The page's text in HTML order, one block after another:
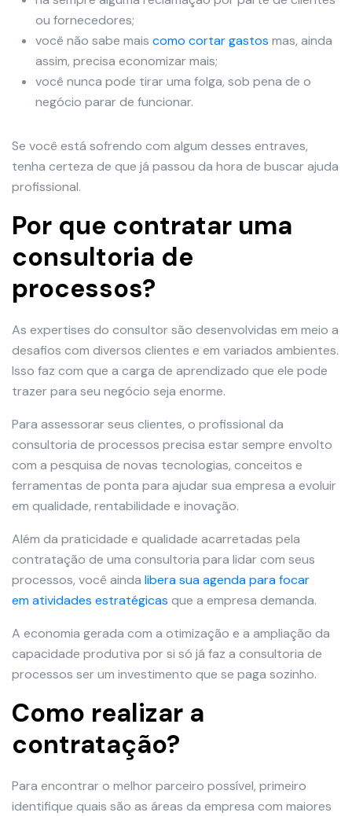
ou fornecedores;
você não sabe mais como cortar gastos mas, ainda
assim, precisa economizar mais;
você nunca pode tirar uma folga, sob pena de o
negócio parar de funcionar.
Se você está sofrendo com algum desses entraves,
tenha certeza de que já passou da hora de buscar ajuda
profissional.
Por que contratar uma
consultoria de
processos?
As expertises do consultor são desenvolvidas em meio a
desafios com diversos clientes e em variados ambientes.
Isso faz com que a carga de aprendizado que ele pode
trazer para seu negócio seja enorme.
Para assessorar seus clientes, o profissional da
consultoria de processos precisa estar sempre envolto
com a pesquisa de novas tecnologias, conceitos e
ferramentas de ponta para ajudar sua empresa a evoluir
em qualidade, rentabilidade e inovação.
Além da praticidade e qualidade acarretadas pela
contratação de uma consultoria para lidar com seus
processos, você ainda libera sua agenda para focar
em atividades estratégicas que a empresa demanda.
A economia gerada com a otimização e a ampliação da
capacidade produtiva por si só já faz a consultoria de
processos ser um investimento que se paga sozinho.
Como realizar a
contratação?
Para encontrar o melhor parceiro possível, primeiro
identifique quais são as áreas da empresa com maiores